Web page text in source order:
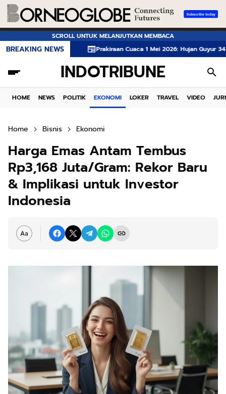
SCROLL UNTUK MELANJUTKAN MEMBACA
BREAKING NEWSPrakiraan Cuaca 1 Mei 2026: Hujan Guyur 34 Kota Saat
INDOTRIBUNE
HOME NEWS POLITIK EKONOMI LOKER TRAVEL VIDEO
Home Bisnis Ekonomi
Harga Emas Antam Tembus
Rp3,168 Juta/Gram: Rekor Baru
& Implikasi untuk Investor
Indonesia